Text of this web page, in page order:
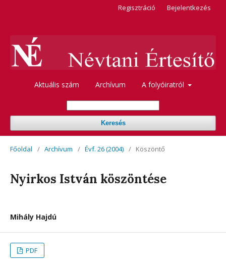
Aktuális szám Archívum A folyóiratról
Keresés
Regisztráció Bejelentkezés
Főoldal / Archívum / Évf. 26 (2004) / Köszöntő
Nyirkos István köszöntése
Mihály Hajdú
PDF